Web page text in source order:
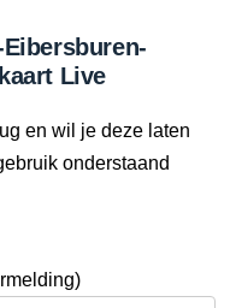
Live
en wil je deze laten
onderstaand